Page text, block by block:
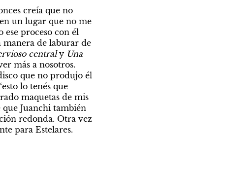
creía que no
un lugar que no me
proceso con él
de laburar de
central y Una
más a nosotros.
que no produjo él
lo tenés que
maquetas de mis
Juanchi también
redonda. Otra vez
para Estelares.